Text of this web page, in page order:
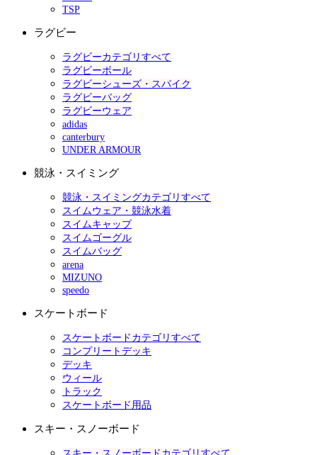
TSP
ラグビー
ラグビーカテゴリすべて
ラグビーボール
ラグビーシューズ・スパイク
ラグビーバッグ
ラグビーウェア
adidas
canterbury
UNDER ARMOUR
競泳・スイミング
競泳・スイミングカテゴリすべて
スイムウェア・競泳水着
スイムキャップ
スイムゴーグル
スイムバッグ
arena
MIZUNO
speedo
スケートボード
スケートボードカテゴリすべて
コンプリートデッキ
デッキ
ウィール
トラック
スケートボード用品
スキー・スノーボード